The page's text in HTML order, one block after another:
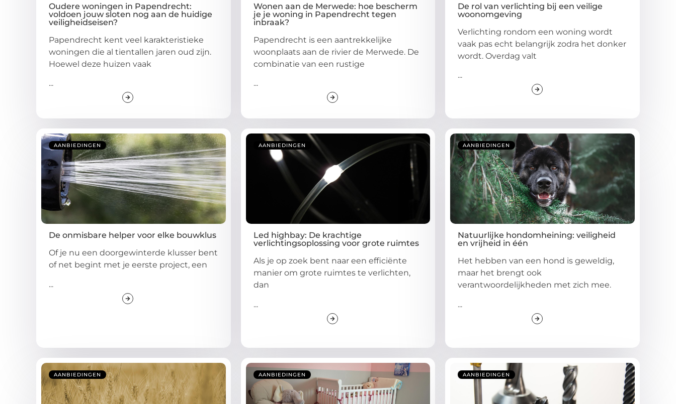
Oudere woningen in Papendrecht:
voldoen jouw sloten nog aan de huidige
veiligheidseisen?
Papendrecht kent veel karakteristieke
woningen die al tientallen jaren oud zijn.
Hoewel deze huizen vaak
...
Wonen aan de Merwede: hoe bescherm
je je woning in Papendrecht tegen
inbraak?
Papendrecht is een aantrekkelijke
woonplaats aan de rivier de Merwede. De
combinatie van een rustige
...
De rol van verlichting bij een veilige
woonomgeving
Verlichting rondom een woning wordt
vaak pas echt belangrijk zodra het donker
wordt. Overdag valt
...
AANBIEDINGEN
De onmisbare helper voor elke bouwklus
Of je nu een doorgewinterde klusser bent
of net begint met je eerste project, een
...
AANBIEDINGEN
Led highbay: De krachtige
verlichtingsoplossing voor grote ruimtes
Als je op zoek bent naar een efficiënte
manier om grote ruimtes te verlichten,
dan
...
AANBIEDINGEN
Natuurlijke hondomheining: veiligheid
en vrijheid in één
Het hebben van een hond is geweldig,
maar het brengt ook
verantwoordelijkheden met zich mee.
...
AANBIEDINGEN AANBIEDINGEN AANBIEDINGEN